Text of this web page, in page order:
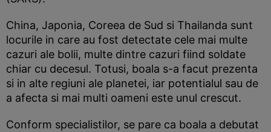
China, Japonia, Coreea de Sud si Thailanda sunt
locurile in care au fost detectate cele mai multe
cazuri ale bolii, multe dintre cazuri fiind soldate
chiar cu decesul. Totusi, boala s-a facut prezenta
si in alte regiuni ale planetei, iar potentialul sau de
a afecta si mai multi oameni este unul crescut.
Conform specialistilor, se pare ca boala a debutat